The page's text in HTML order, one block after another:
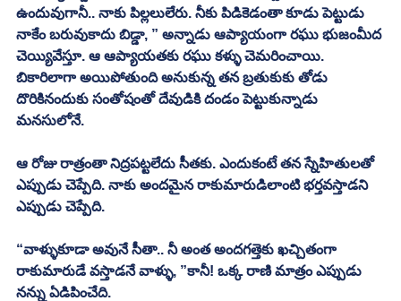
ఉందువుగానీ.. నాకు పిల్లలులేరు. నీకు పిడికెడంతా కూడు పెట్టుడు
నాకేం బరువుకాదు బిడ్డా, ” అన్నాడు ఆప్యాయంగా రఘు భుజంమీద
చెయ్యివేస్తూ. ఆ ఆప్యాయతకు రఘు కళ్ళు చెమరించాయి.
బికారిలాగా అయిపోతుంది అనుకున్న తన బ్రతుకుకు తోడు
దొరికినందుకు సంతోషంతో దేవుడికి దండం పెట్టుకున్నాడు
మనసులోనే.
ఆ రోజు రాత్రంతా నిద్రపట్టలేదు సీతకు. ఎందుకంటే తన స్నేహితులతో
ఎప్పుడు చెప్పేది. నాకు అందమైన రాకుమారుడిలాంటి భర్తవస్తాడని
ఎప్పుడు చెప్పేది.
“వాళ్ళుకూడా అవునే సీతా.. నీ అంత అందగత్తెకు ఖచ్చితంగా
రాకుమారుడే వస్తాడనే వాళ్ళు, ”కానీ! ఒక్క రాణి మాత్రం ఎప్పుడు
నన్ను ఏడిపించేది.